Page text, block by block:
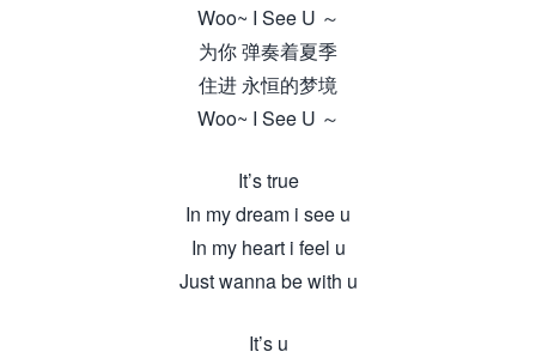
Woo~ I See U ～
为你 弹奏着夏季
住进 永恒的梦境
Woo~ I See U ～
It’s true
In my dream i see u
In my heart i feel u
Just wanna be with u
It’s u